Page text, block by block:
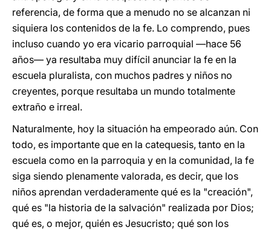
referencia, de forma que a menudo no se alcanzan ni
siquiera los contenidos de la fe. Lo comprendo, pues
incluso cuando yo era vicario parroquial ―hace 56
años― ya resultaba muy difícil anunciar la fe en la
escuela pluralista, con muchos padres y niños no
creyentes, porque resultaba un mundo totalmente
extraño e irreal.
Naturalmente, hoy la situación ha empeorado aún. Con
todo, es importante que en la catequesis, tanto en la
escuela como en la parroquia y en la comunidad, la fe
siga siendo plenamente valorada, es decir, que los
niños aprendan verdaderamente qué es la "creación",
qué es "la historia de la salvación" realizada por Dios;
qué es, o mejor, quién es Jesucristo; qué son los